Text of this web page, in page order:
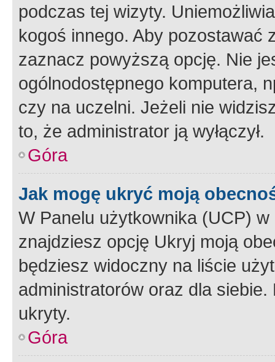
podczas tej wizyty.
kogoś innego. Aby pozostawać
zaznacz powyższą opcję. Nie
ogólnodostępnego komputera,
czy na uczelni. Jeżeli nie
to, że administrator ją wyłączył.
Góra
Jak mogę ukryć moją
W Panelu użytkownika (UCP) w
znajdziesz opcję Ukryj moją
będziesz widoczny na liście
administratorów oraz dla
ukryty.
Góra